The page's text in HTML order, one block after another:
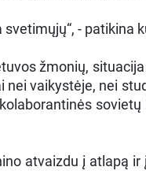
- patikina
žmonių,
vaikystėje, nei
atvaizdu į atlapą